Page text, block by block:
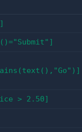
> 2.50]